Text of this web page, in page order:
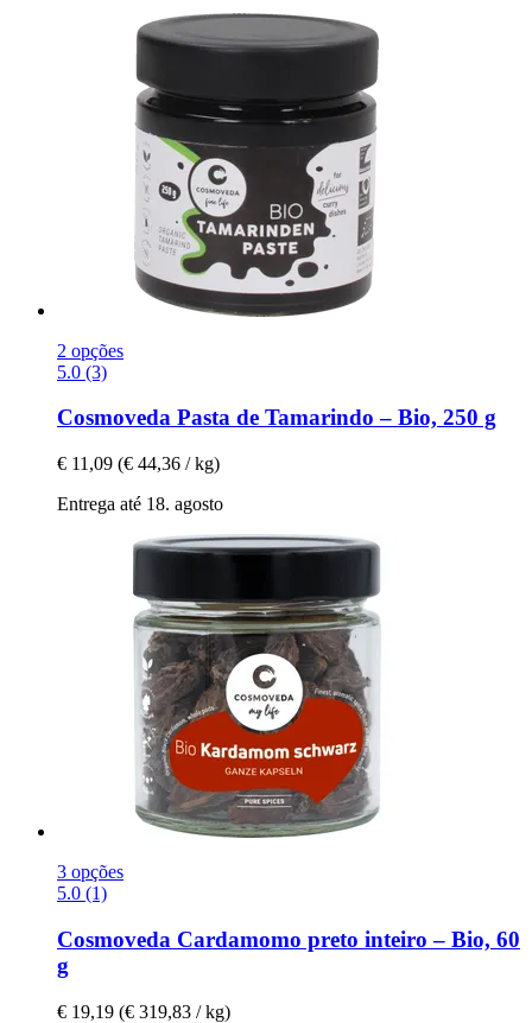
2 opções
5.0 (3)
Cosmoveda Pasta de Tamarindo – Bio, 250 g
€ 11,09 (€ 44,36 / kg)
Entrega até 18. agosto
3 opções
5.0 (1)
Cosmoveda Cardamomo preto inteiro – Bio, 60
g
€ 19,19 (€ 319,83 / kg)